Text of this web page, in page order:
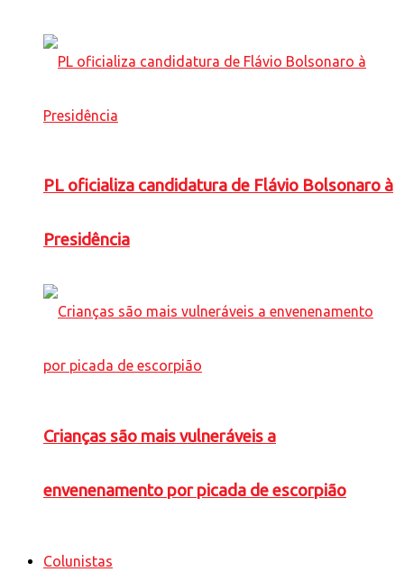
PL oficializa candidatura de Flávio Bolsonaro à
Presidência
Crianças são mais vulneráveis a
envenenamento por picada de escorpião
Colunistas